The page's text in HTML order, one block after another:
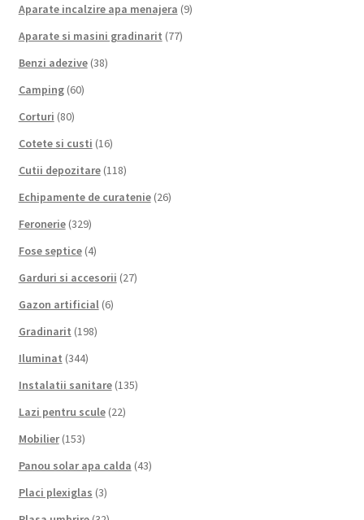
Aparate incalzire apa menajera (9)
Aparate si masini gradinarit (77)
Benzi adezive (38)
Camping (60)
Corturi (80)
Cotete si custi (16)
Cutii depozitare (118)
Echipamente de curatenie (26)
Feronerie (329)
Fose septice (4)
Garduri si accesorii (27)
Gazon artificial (6)
Gradinarit (198)
Iluminat (344)
Instalatii sanitare (135)
Lazi pentru scule (22)
Mobilier (153)
Panou solar apa calda (43)
Placi plexiglas (3)